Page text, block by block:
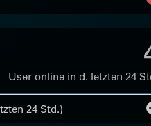
User online in d. letzten 24
24 Std.)